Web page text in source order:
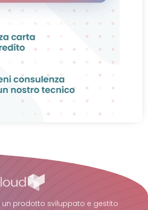
un prodotto sviluppato e gestito